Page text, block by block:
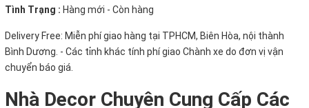
Tình Trạng : Hàng mới - Còn hàng
Delivery Free: Miễn phí giao hàng tại TPHCM, Biên Hòa, nội thành
Bình Dương. - Các tỉnh khác tính phí giao Chành xe do đơn vị vận
chuyển báo giá.
Nhà Decor Chuyên Cung Cấp Các